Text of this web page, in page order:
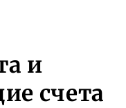
и
счета